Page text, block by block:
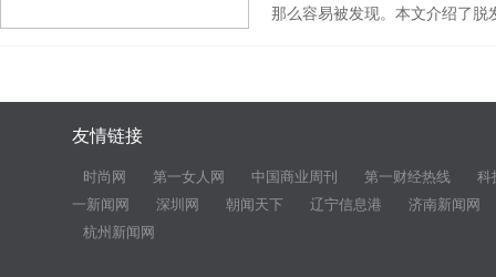
那么容易被发现。本文介绍了
友情链接
时尚网 第一女人网 中国商业周刊 第一财经热线
科
一新闻网
深圳网 朝闻天下 辽宁信息港
济南新闻网
杭州新闻网